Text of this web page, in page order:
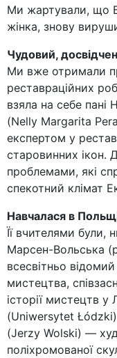
Ми жартували, що
жінка, знову
Чудовий,
Ми вже отримали
реставраційних
взяла на себе пані
(Nelly Margarita
експертом у
старовинних ікон.
проблемами, які
спекотний клімат
Навчалася в
Її вчителями були,
Марсен-Вольська
всесвітньо
мистецтва,
історії мистецтв у
(Uniwersytet
(Jerzy Wolski) —
поліхромованої